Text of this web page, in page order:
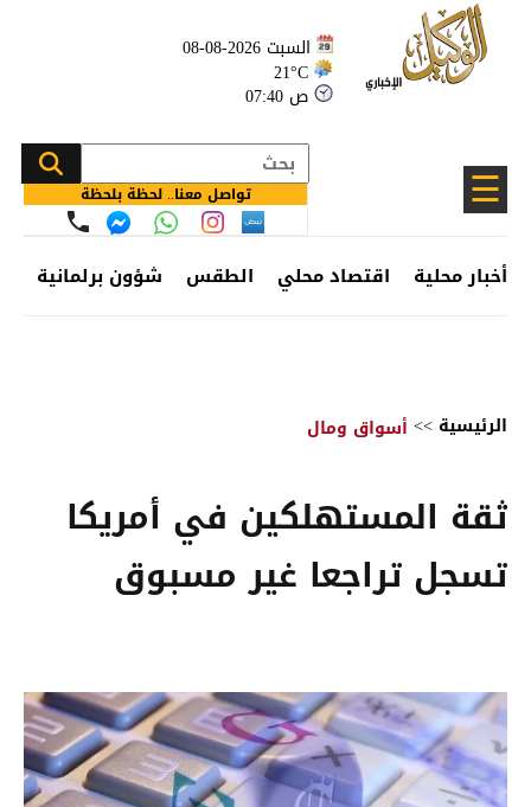
السبت 2026-08-08
21°C
07:40 ص
☰ تواصل معنا.. لحظة بلحظة
أخبار محلية اقتصاد محلي الطقس شؤون برلمانية
الرئيسية >> أسواق ومال
ثقة المستهلكين في أمريكا
تسجل تراجعا غير مسبوق